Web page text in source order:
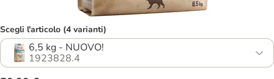
Scegli l'articolo (4 varianti)
6,5 kg - NUOVO!
1923828.4